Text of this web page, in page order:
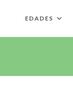
EDADES